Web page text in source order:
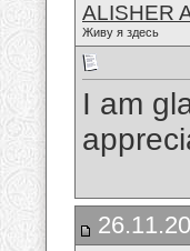
ALISHER
Живу я здесь
I am